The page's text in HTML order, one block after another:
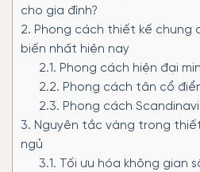
cho gia đình?
2. Phong cách thiết kế chung
biến nhất hiện nay
2.1. Phong cách hiện đại
2.2. Phong cách tân cổ
2.3. Phong cách
3. Nguyên tắc vàng trong
ngủ
3.1. Tối ưu hóa không gian